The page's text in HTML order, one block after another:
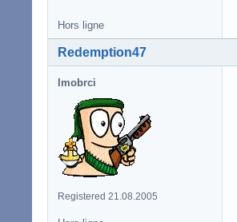
Hors ligne
Redemption47
lmobrci
Registered 21.08.2005